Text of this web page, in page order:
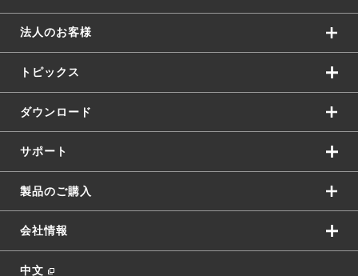
法人のお客様
トピックス
ダウンロード
サポート
製品のご購入
会社情報
中文